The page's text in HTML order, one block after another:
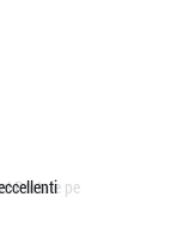
Portale pe